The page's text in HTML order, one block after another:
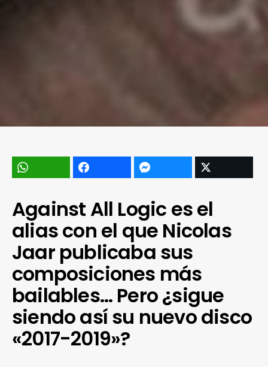
Against All Logic es el
alias con el que Nicolas
Jaar publicaba sus
composiciones más
bailables… Pero ¿sigue
siendo así su nuevo disco
«2017-2019»?